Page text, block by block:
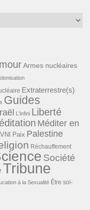
Armes nucléaires
Extraterrestre(s)
Guides
L'infini Liberté
Méditer en
Paix Palestine
Réchauffement
Société
Tribune
à la Sexualité Être soi-